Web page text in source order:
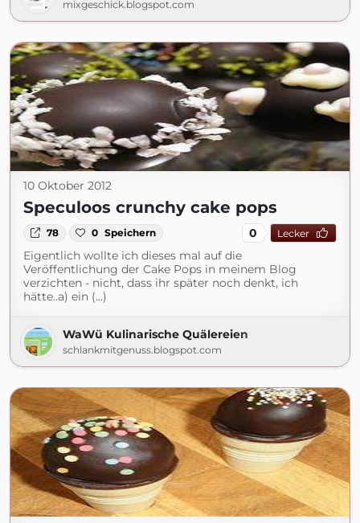
mixgeschick.blogspot.com
10 Oktober 2012
Speculoos crunchy cake pops
78 0 Speichern 0 Lecker
Eigentlich wollte ich dieses mal auf die
Veröffentlichung der Cake Pops in meinem Blog
verzichten - nicht, dass ihr später noch denkt, ich
hätte..a) ein (...)
WaWü Kulinarische Quälereien
schlankmitgenuss.blogspot.com